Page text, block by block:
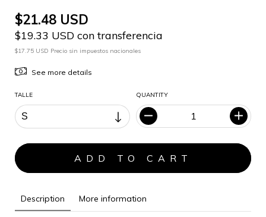
$21.48 USD
$19.33 USD con transferencia
$17.75 USD Precio sin impuestos nacionales
See more details
TALLE QUANTITY
Description More information